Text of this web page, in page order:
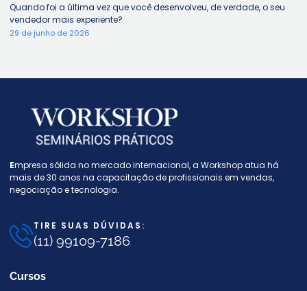
Quando foi a última vez que você desenvolveu, de verdade, o seu
vendedor mais experiente?
29 de junho de 2026
Empresa sólida no mercado internacional, a Workshop atua há
mais de 30 anos na capacitação de profissionais em vendas,
negociação e tecnologia.
TIRE SUAS DÚVIDAS:
(11) 99109-7186
Cursos